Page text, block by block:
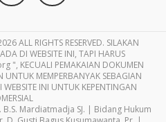
ALL RIGHTS RESERVED. SILAKAN
DI WEBSITE INI, TAPI HARUS
", KECUALI PEMAKAIAN DOKUMEN
UNTUK MEMPERBANYAK SEBAGIAN
INI UNTUK KEPENTINGAN
Mardiatmadja SJ. | Bidang Hukum